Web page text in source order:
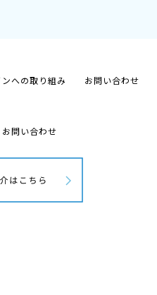
への取り組み お問い合わせ
お問い合わせ